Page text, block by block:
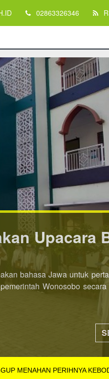
02863326346
8
lebih awal. Jika pada
Pendaftaran dibuka mulai
MENAHAN PERIHNYA